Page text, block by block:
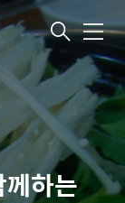
메
뉴
하는